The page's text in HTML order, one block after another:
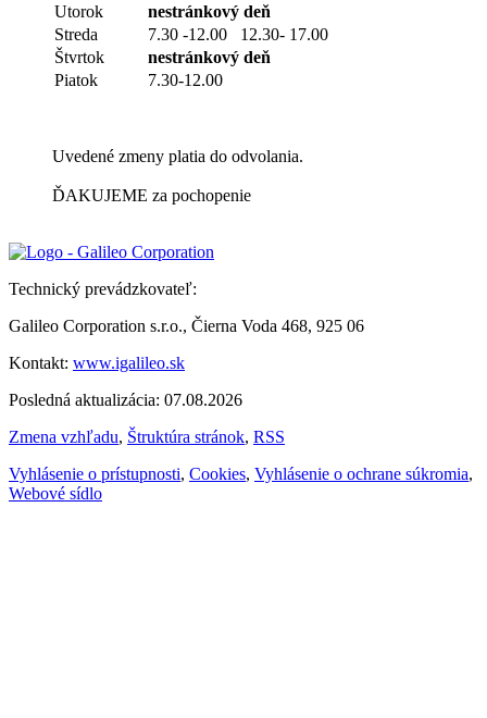
Utorok
nestránkový deň
Streda
7.30 -12.00 12.30- 17.00
Štvrtok
nestránkový deň
Piatok
7.30-12.00
Uvedené zmeny platia do odvolania.
ĎAKUJEME za pochopenie
Technický prevádzkovateľ:
Galileo Corporation s.r.o., Čierna Voda 468, 925 06
Kontakt: www.igalileo.sk
Posledná aktualizácia: 07.08.2026
Zmena vzhľadu, Štruktúra stránok, RSS
Vyhlásenie o prístupnosti, Cookies, Vyhlásenie o ochrane súkromia,
Webové sídlo